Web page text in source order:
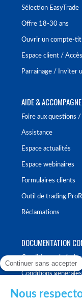
Sélection EasyTrade
Offre 18-30 ans
Ouvrir un compte-
Espace client /
Parrainage / Inviter
AIDE &
Foire aux questions
Assistance
Espace actualités
Espace webinaires
Formulaires clients
Outil de trading
Réclamations
DOCUMENTATION
Conditions
Conditions
Continuer sans accepter
Nous